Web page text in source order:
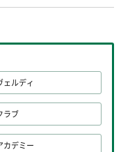
ェルディ
ラブ
カデミー